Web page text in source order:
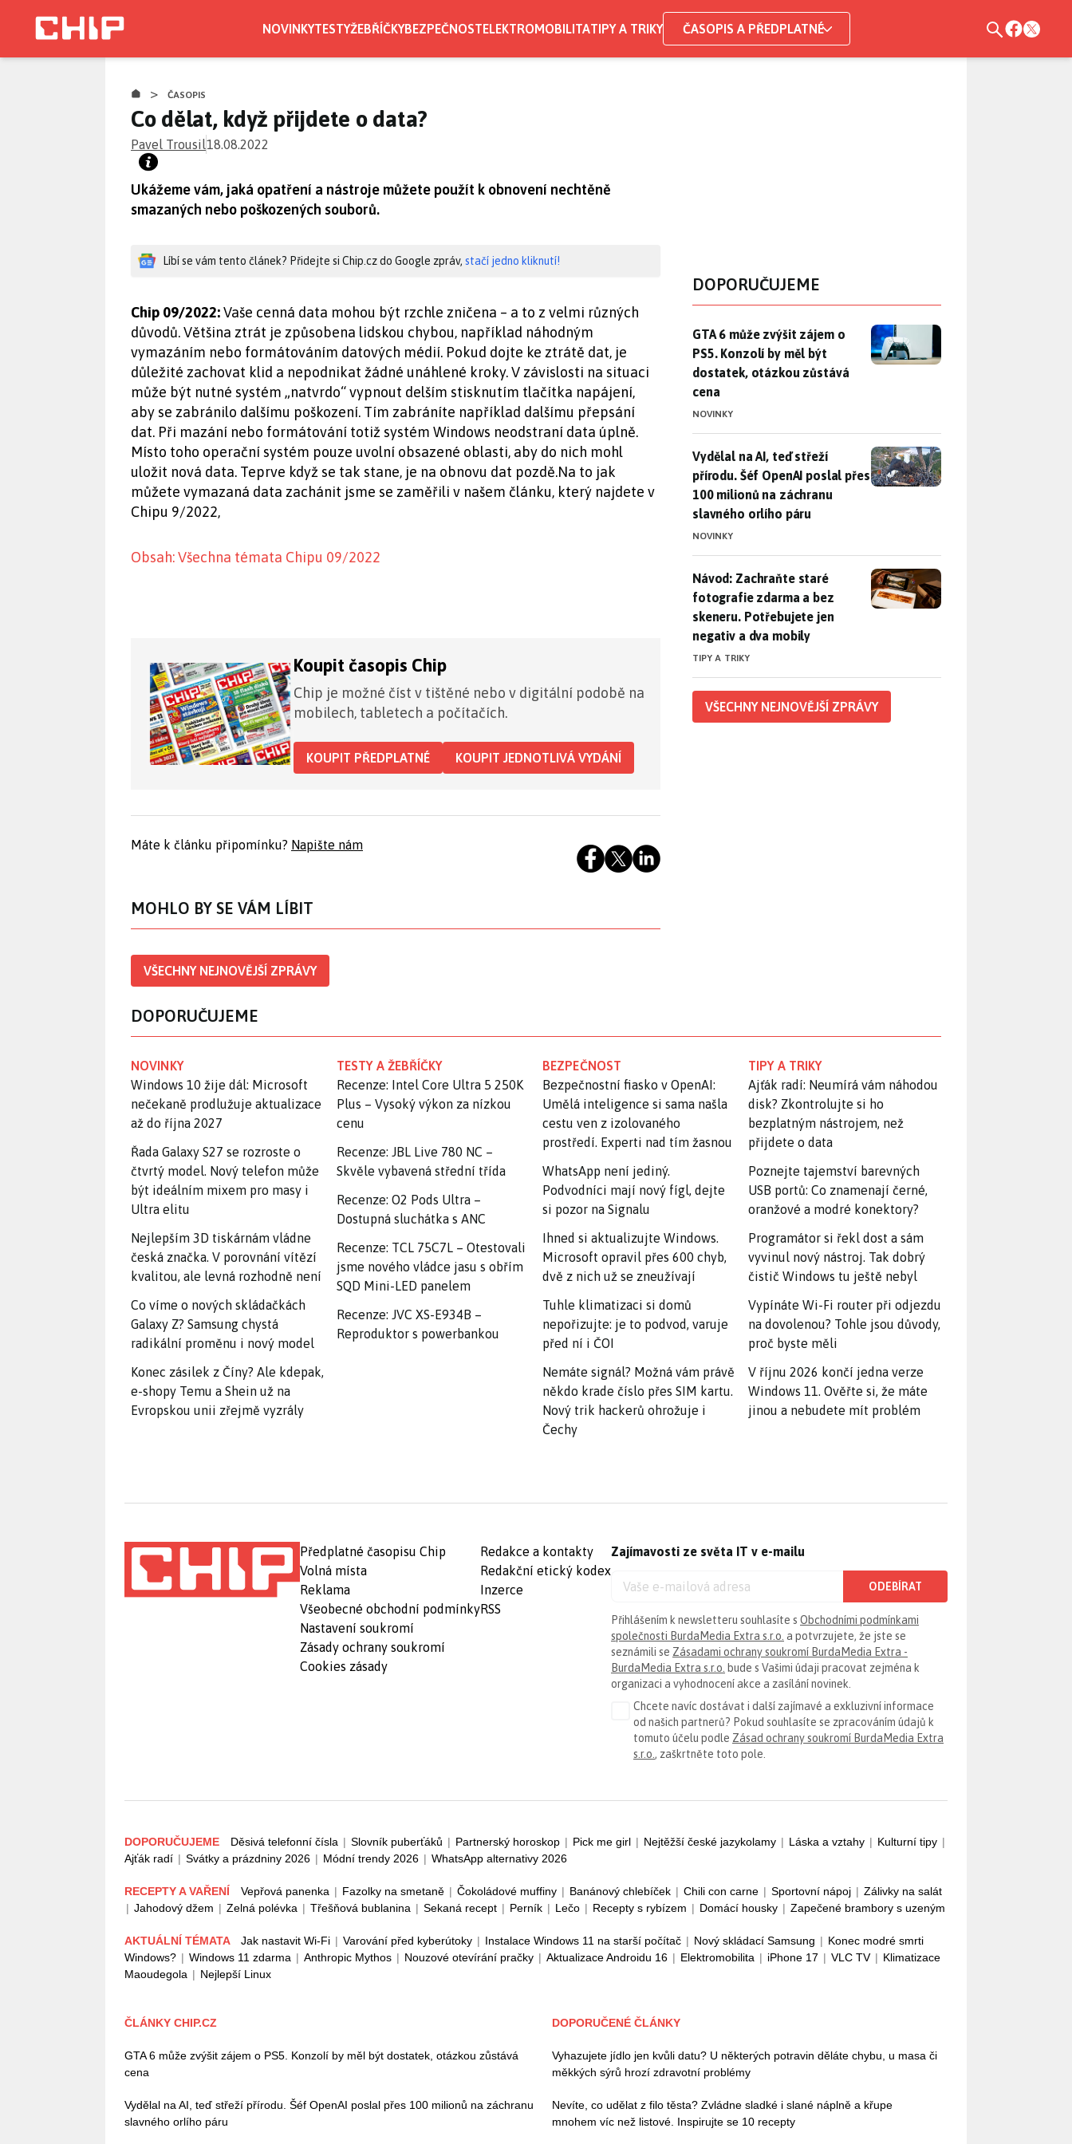
NOVINKYTESTYŽEBŘÍČKYBEZPEČNOSTELEKTROMOBILITATIPY A TRIKY ČASOPIS A PŘEDPLATNÉ
> ČASOPIS
Co dělat, když přijdete o data?
Pavel Trousil18.08.2022
Ukážeme vám, jaká opatření a nástroje můžete použít k obnovení nechtěně
smazaných nebo poškozených souborů.
Líbí se vám tento článek? Přidejte si Chip.cz do Google zpráv, stačí jedno kliknutí!
Chip 09/2022:Vaše cenná data mohou být rzchle zničena – a to z velmi různých
důvodů. Většina ztrát je způsobena lidskou chybou, například náhodným
vymazáním nebo formátováním datových médií. Pokud dojte ke ztrátě dat, je
důležité zachovat klid a nepodnikat žádné unáhlené kroky. V závislosti na situaci
může být nutné systém „natvrdo“ vypnout delším stisknutím tlačítka napájení,
aby se zabránilo dalšímu poškození. Tím zabráníte například dalšímu přepsání
dat. Při mazání nebo formátování totiž systém Windows neodstraní data úplně.
Místo toho operační systém pouze uvolní obsazené oblasti, aby do nich mohl
uložit nová data. Teprve když se tak stane, je na obnovu dat pozdě.Na to jak
můžete vymazaná data zachánit jsme se zaměřili v našem článku, který najdete v
Chipu 9/2022,
Obsah: Všechna témata Chipu 09/2022
Koupit časopis Chip
Chip je možné číst v tištěné nebo v digitální podobě na
mobilech, tabletech a počítačích.
KOUPIT PŘEDPLATNÉ KOUPIT JEDNOTLIVÁ VYDÁNÍ
Máte k článku připomínku? Napište nám
MOHLO BY SE VÁM LÍBIT
VŠECHNY NEJNOVĚJŠÍ ZPRÁVY
DOPORUČUJEME
GTA 6 může zvýšit zájem o PS5. Konzolí by měl být dostatek,
GTA 6 může zvýšit zájem o
PS5. Konzolí by měl být
dostatek, otázkou zůstává
cena
NOVINKY
Vydělal na AI, teď střeží přírodu. Šéf OpenAI poslal přes 100
Vydělal na AI, teď střeží
přírodu. Šéf OpenAI poslal přes
100 milionů na záchranu
slavného orlího páru
NOVINKY
Návod: Zachraňte staré fotografie zdarma a bez skeneru.
Návod: Zachraňte staré
fotografie zdarma a bez
skeneru. Potřebujete jen
negativ a dva mobily
TIPY A TRIKY
VŠECHNY NEJNOVĚJŠÍ ZPRÁVY
DOPORUČUJEME
NOVINKY
Windows 10 žije dál: Microsoft
nečekaně prodlužuje aktualizace
až do října 2027
Řada Galaxy S27 se rozroste o
čtvrtý model. Nový telefon může
být ideálním mixem pro masy i
Ultra elitu
Nejlepším 3D tiskárnám vládne
česká značka. V porovnání vítězí
kvalitou, ale levná rozhodně není
Co víme o nových skládačkách
Galaxy Z? Samsung chystá
radikální proměnu i nový model
Konec zásilek z Číny? Ale kdepak,
e-shopy Temu a Shein už na
Evropskou unii zřejmě vyzrály
TESTY A ŽEBŘÍČKY
Recenze: Intel Core Ultra 5 250K
Plus – Vysoký výkon za nízkou
cenu
Recenze: JBL Live 780 NC –
Skvěle vybavená střední třída
Recenze: O2 Pods Ultra –
Dostupná sluchátka s ANC
Recenze: TCL 75C7L – Otestovali
jsme nového vládce jasu s obřím
SQD Mini-LED panelem
Recenze: JVC XS-E934B –
Reproduktor s powerbankou
BEZPEČNOST
Bezpečnostní fiasko v OpenAI:
Umělá inteligence si sama našla
cestu ven z izolovaného
prostředí. Experti nad tím žasnou
WhatsApp není jediný.
Podvodníci mají nový fígl, dejte
si pozor na Signalu
Ihned si aktualizujte Windows.
Microsoft opravil přes 600 chyb,
dvě z nich už se zneužívají
Tuhle klimatizaci si domů
nepořizujte: je to podvod, varuje
před ní i ČOI
Nemáte signál? Možná vám právě
někdo krade číslo přes SIM kartu.
Nový trik hackerů ohrožuje i
Čechy
TIPY A TRIKY
Ajťák radí: Neumírá vám náhodou
disk? Zkontrolujte si ho
bezplatným nástrojem, než
přijdete o data
Poznejte tajemství barevných
USB portů: Co znamenají černé,
oranžové a modré konektory?
Programátor si řekl dost a sám
vyvinul nový nástroj. Tak dobrý
čistič Windows tu ještě nebyl
Vypínáte Wi-Fi router při odjezdu
na dovolenou? Tohle jsou důvody,
proč byste měli
V říjnu 2026 končí jedna verze
Windows 11. Ověřte si, že máte
jinou a nebudete mít problém
Předplatné časopisu Chip
Volná místa
Reklama
Všeobecné obchodní podmínky
Nastavení soukromí
Zásady ochrany soukromí
Cookies zásady
Redakce a kontakty
Redakční etický kodex
Inzerce
RSS
Zajímavosti ze světa IT v e-mailu
ODEBÍRAT
Přihlášením k newsletteru souhlasíte s Obchodními podmínkami
společnosti BurdaMedia Extra s.r.o. a potvrzujete, že jste se
seznámili se Zásadami ochrany soukromí BurdaMedia Extra -
BurdaMedia Extra s.r.o. bude s Vašimi údaji pracovat zejména k
organizaci a vyhodnocení akce a zasílání novinek.
Chcete navíc dostávat i další zajímavé a exkluzivní informace
od našich partnerů? Pokud souhlasíte se zpracováním údajů k
tomuto účelu podle Zásad ochrany soukromí BurdaMedia Extra
s.r.o. , zaškrtněte toto pole.
DOPORUČUJEME Děsivá telefonní čísla | Slovník puberťáků | Partnerský horoskop | Pick me girl | Nejtěžší české jazykolamy | Láska a vztahy | Kulturní tipy |
Ajťák radí | Svátky a prázdniny 2026 | Módní trendy 2026 | WhatsApp alternativy 2026
RECEPTY A VAŘENÍ Vepřová panenka | Fazolky na smetaně | Čokoládové muffiny | Banánový chlebíček | Chili con carne | Sportovní nápoj | Zálivky na salát
| Jahodový džem | Zelná polévka | Třešňová bublanina | Sekaná recept | Perník | Lečo | Recepty s rybízem | Domácí housky | Zapečené brambory s uzeným
AKTUÁLNÍ TÉMATA Jak nastavit Wi-Fi | Varování před kyberútoky | Instalace Windows 11 na starší počítač | Nový skládací Samsung | Konec modré smrti
Windows? | Windows 11 zdarma | Anthropic Mythos | Nouzové otevírání pračky | Aktualizace Androidu 16 | Elektromobilita | iPhone 17 | VLC TV | Klimatizace
Maoudegola | Nejlepší Linux
ČLÁNKY CHIP.CZ
GTA 6 může zvýšit zájem o PS5. Konzolí by měl být dostatek, otázkou zůstává
cena
Vydělal na AI, teď střeží přírodu. Šéf OpenAI poslal přes 100 milionů na záchranu
slavného orlího páru
DOPORUČENÉ ČLÁNKY
Vyhazujete jídlo jen kvůli datu? U některých potravin děláte chybu, u masa či
měkkých sýrů hrozí zdravotní problémy
Nevíte, co udělat z filo těsta? Zvládne sladké i slané náplně a křupe
mnohem víc než listové. Inspirujte se 10 recepty